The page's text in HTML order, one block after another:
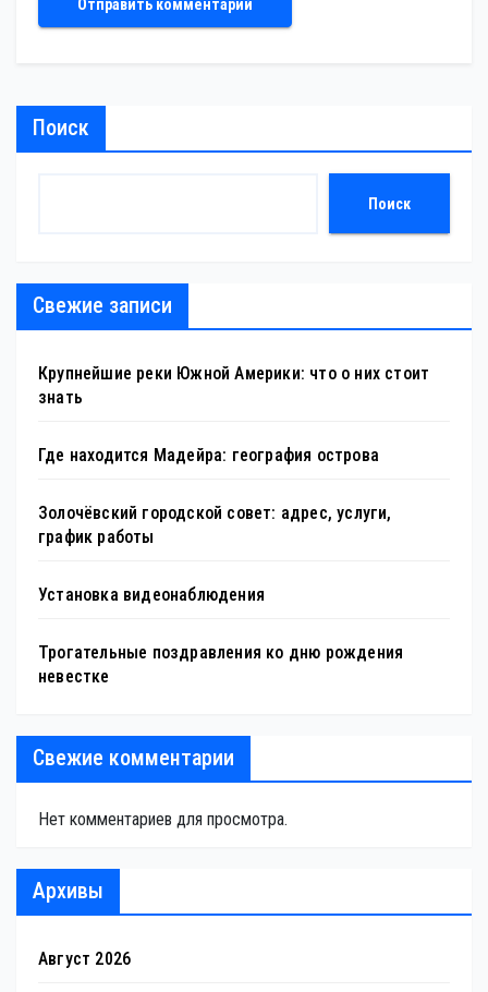
Поиск
Поиск
Свежие записи
Крупнейшие реки Южной Америки: что о них стоит
знать
Где находится Мадейра: география острова
Золочёвский городской совет: адрес, услуги,
график работы
Установка видеонаблюдения
Трогательные поздравления ко дню рождения
невестке
Свежие комментарии
Нет комментариев для просмотра.
Архивы
Август 2026